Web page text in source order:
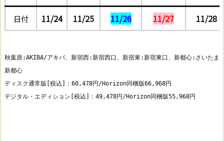
日付 11/24 11/25 11/26 11/27 11/28
秋葉原:AKIBA/アキバ、新宿西:新宿西口、新宿東:新宿東口、新都心:さいたま
新都心
ディスク通常版[税込]：60,478円/Horizon同梱版66,968円
デジタル・エディション[税込]：49,478円/Horizon同梱版55,968円